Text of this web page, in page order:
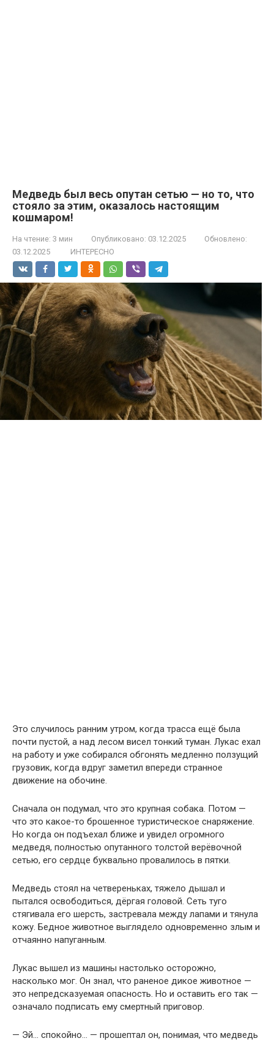
Медведь был весь опутан сетью — но то, что
стояло за этим, оказалось настоящим
кошмаром!
На чтение: 3 мин Опубликовано: 03.12.2025
Обновлено:
03.12.2025
ИНТЕРЕСНО
Это случилось ранним утром, когда трасса ещё была
почти пустой, а над лесом висел тонкий туман. Лукаc ехал
на работу и уже собирался обгонять медленно ползущий
грузовик, когда вдруг заметил впереди странное
движение на обочине.
Сначала он подумал, что это крупная собака. Потом —
что это какое-то брошенное туристическое снаряжение.
Но когда он подъехал ближе и увидел огромного
медведя, полностью опутанного толстой верёвочной
сетью, его сердце буквально провалилось в пятки.
Медведь стоял на четвереньках, тяжело дышал и
пытался освободиться, дёргая головой. Сеть туго
стягивала его шерсть, застревала между лапами и тянула
кожу. Бедное животное выглядело одновременно злым и
отчаянно напуганным.
Лукаc вышел из машины настолько осторожно,
насколько мог. Он знал, что раненое дикое животное —
это непредсказуемая опасность. Но и оставить его так —
означало подписать ему смертный приговор.
— Эй… спокойно… — прошептал он, понимая, что медведь